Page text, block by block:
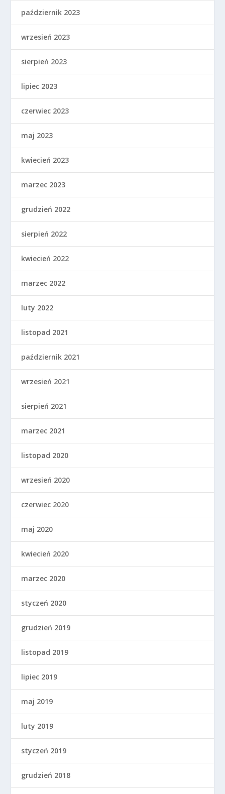
październik 2023
wrzesień 2023
sierpień 2023
lipiec 2023
czerwiec 2023
maj 2023
kwiecień 2023
marzec 2023
grudzień 2022
sierpień 2022
kwiecień 2022
marzec 2022
luty 2022
listopad 2021
październik 2021
wrzesień 2021
sierpień 2021
marzec 2021
listopad 2020
wrzesień 2020
czerwiec 2020
maj 2020
kwiecień 2020
marzec 2020
styczeń 2020
grudzień 2019
listopad 2019
lipiec 2019
maj 2019
luty 2019
styczeń 2019
grudzień 2018